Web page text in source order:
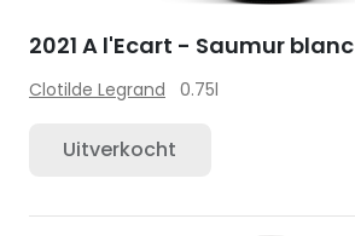
2021 A l'Ecart - Saumur blanc
Clotilde Legrand 0.75l
Uitverkocht